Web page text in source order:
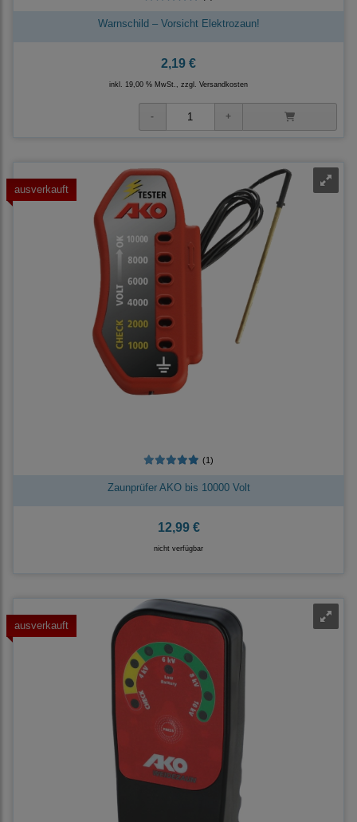
Warnschild – Vorsicht Elektrozaun!
2,19 €
inkl. 19,00 % MwSt., zzgl. Versandkosten
ausverkauft
(1)
Zaunprüfer AKO bis 10000 Volt
12,99 €
nicht verfügbar
ausverkauft